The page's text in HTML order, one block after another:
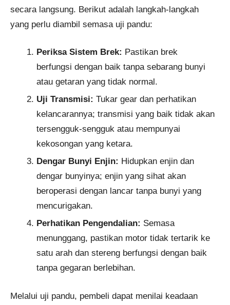
secara langsung. Berikut adalah langkah-langkah
yang perlu diambil semasa uji pandu:
Periksa Sistem Brek: Pastikan brek
berfungsi dengan baik tanpa sebarang bunyi
atau getaran yang tidak normal.
Uji Transmisi: Tukar gear dan perhatikan
kelancarannya; transmisi yang baik tidak akan
tersengguk-sengguk atau mempunyai
kekosongan yang ketara.
Dengar Bunyi Enjin: Hidupkan enjin dan
dengar bunyinya; enjin yang sihat akan
beroperasi dengan lancar tanpa bunyi yang
mencurigakan.
Perhatikan Pengendalian: Semasa
menunggang, pastikan motor tidak tertarik ke
satu arah dan stereng berfungsi dengan baik
tanpa gegaran berlebihan.
Melalui uji pandu, pembeli dapat menilai keadaan